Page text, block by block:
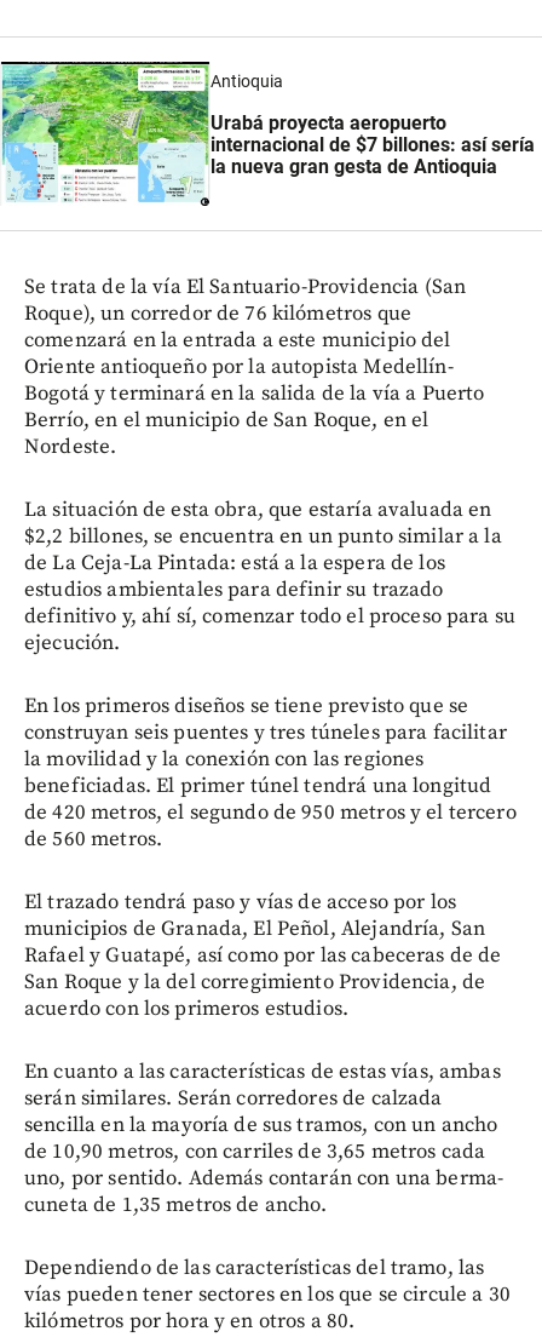
Antioquia
Urabá proyecta aeropuerto
internacional de $7 billones: así sería
la nueva gran gesta de Antioquia
Se trata de la vía El Santuario-Providencia (San
Roque), un corredor de 76 kilómetros que
comenzará en la entrada a este municipio del
Oriente antioqueño por la autopista Medellín-
Bogotá y terminará en la salida de la vía a Puerto
Berrío, en el municipio de San Roque, en el
Nordeste.
La situación de esta obra, que estaría avaluada en
$2,2 billones, se encuentra en un punto similar a la
de La Ceja-La Pintada: está a la espera de los
estudios ambientales para definir su trazado
definitivo y, ahí sí, comenzar todo el proceso para su
ejecución.
En los primeros diseños se tiene previsto que se
construyan seis puentes y tres túneles para facilitar
la movilidad y la conexión con las regiones
beneficiadas. El primer túnel tendrá una longitud
de 420 metros, el segundo de 950 metros y el tercero
de 560 metros.
El trazado tendrá paso y vías de acceso por los
municipios de Granada, El Peñol, Alejandría, San
Rafael y Guatapé, así como por las cabeceras de de
San Roque y la del corregimiento Providencia, de
acuerdo con los primeros estudios.
En cuanto a las características de estas vías, ambas
serán similares. Serán corredores de calzada
sencilla en la mayoría de sus tramos, con un ancho
de 10,90 metros, con carriles de 3,65 metros cada
uno, por sentido. Además contarán con una berma-
cuneta de 1,35 metros de ancho.
Dependiendo de las características del tramo, las
vías pueden tener sectores en los que se circule a 30
kilómetros por hora y en otros a 80.